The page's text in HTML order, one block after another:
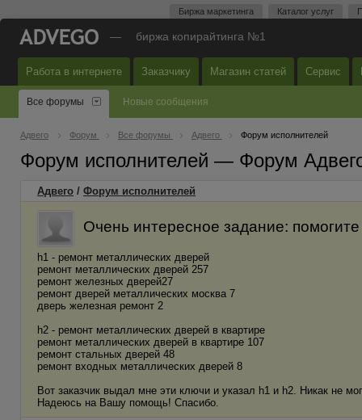
Биржа маркетинга Каталог услуг
— биржа копирайтинга №1
Работа в интернете Заказчику Магазин статей Сервис
Все форумы Новые сообщения
Адвего Форум Все форумы Адвего Форум исполнителей
Форум исполнителей — Форум
Адвего / Форум исполнителей
Очень интересное задание:
h1 - ремонт металлических дверей
ремонт металлических дверей 257
ремонт железных дверей27
ремонт дверей металлических москва 7
дверь железная ремонт 2
h2 - ремонт металлических дверей в квартире
ремонт металлических дверей в квартире 107
ремонт стальных дверей 48
ремонт входных металлических дверей 8
Вот заказчик выдал мне эти ключи и указал h1 и h2. Никак не
Надеюсь на Вашу помощь! Спасибо.